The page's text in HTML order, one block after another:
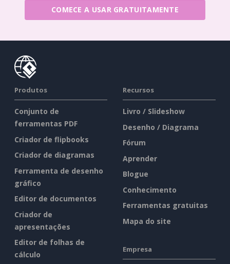
COMECE A USAR GRATUITAMENTE
Produtos
Conjunto de
ferramentas PDF
Criador de flipbooks
Criador de diagramas
Ferramenta de desenho
gráfico
Editor de documentos
Criador de
apresentações
Editor de folhas de
cálculo
Recursos
Livro / Slideshow
Desenho / Diagrama
Fórum
Aprender
Blogue
Conhecimento
Ferramentas gratuitas
Mapa do site
Empresa